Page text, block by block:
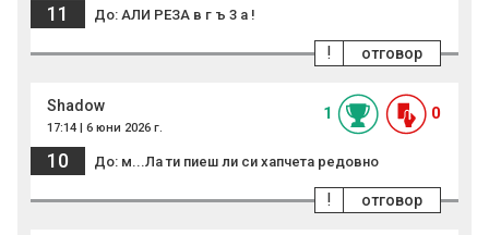
11 До: АЛИ РЕЗА в г ъ 3 а !
отговор
!
Shadow
17:14 | 6 юни 2026 г.
1 0
10 До: м...Ла ти пиеш ли си хапчета редовно
отговор
!